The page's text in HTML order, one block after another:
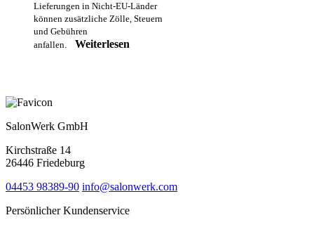
Lieferungen in Nicht-EU-Länder
können zusätzliche Zölle, Steuern
und Gebühren
anfallen.
Weiterlesen
SalonWerk GmbH
Kirchstraße 14
26446 Friedeburg
04453 98389-90 info@salonwerk.com
Persönlicher Kundenservice